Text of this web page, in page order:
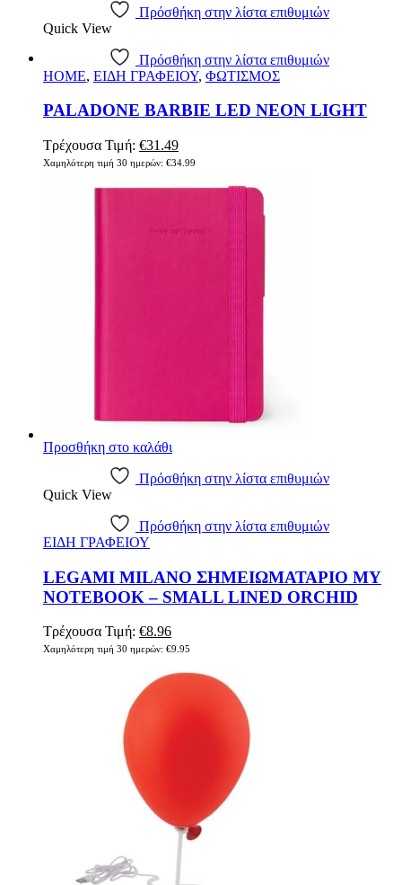
Πρόσθήκη στην λίστα επιθυμιών
Quick View
Πρόσθήκη στην λίστα επιθυμιών
HOME, ΕΙΔΗ ΓΡΑΦΕΙΟΥ, ΦΩΤΙΣΜΟΣ
PALADONE BARBIE LED NEON LIGHT
Τρέχουσα Τιμή: €31.49
Χαμηλότερη τιμή 30 ημερών: €34.99
Προσθήκη στο καλάθι
Πρόσθήκη στην λίστα επιθυμιών
Quick View
Πρόσθήκη στην λίστα επιθυμιών
ΕΙΔΗ ΓΡΑΦΕΙΟΥ
LEGAMI MILANO ΣΗΜΕΙΩΜΑΤΑΡΙΟ MY
NOTEBOOK – SMALL LINED ORCHID
Τρέχουσα Τιμή: €8.96
Χαμηλότερη τιμή 30 ημερών: €9.95